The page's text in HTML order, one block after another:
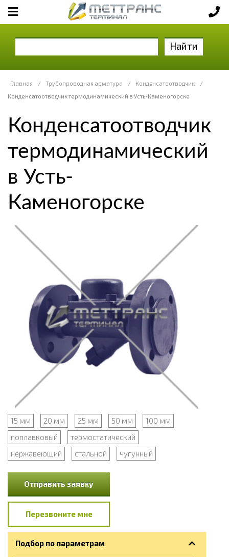
Найти
Главная / Трубопроводная арматура / Конденсатоотводчик
/
Конденсатоотводчик термодинамический в Усть-Каменогорске
Конденсатоотводчик
термодинамический
в Усть-
Каменогорске
15 мм 20 мм 25 мм 50 мм
100 мм
поплавковый
термостатический
нержавеющий
стальной чугунный
Отправить заявку
Перезвоните мне
Подбор по параметрам